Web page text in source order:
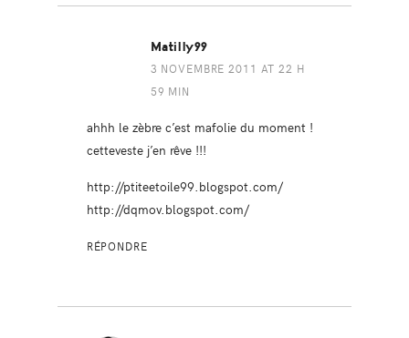
Matilly99
3 NOVEMBRE 2011 AT 22 H
59 MIN
ahhh le zèbre c’est mafolie du moment !
cetteveste j’en rêve !!!
http://ptiteetoile99.blogspot.com/
http://dqmov.blogspot.com/
RÉPONDRE